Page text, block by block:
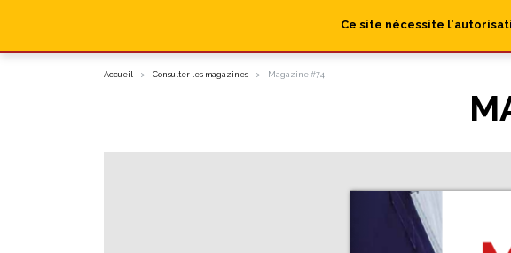
Accueil Consulter les magazines Magazine #74
Ce site nécessite